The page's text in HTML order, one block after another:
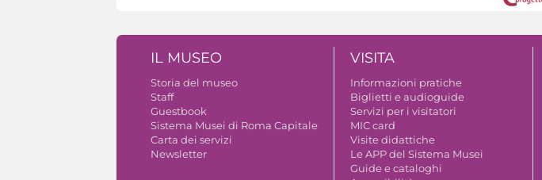
IL MUSEO
Storia del museo
Staff
Guestbook
Sistema Musei di Roma Capitale
Carta dei servizi
Newsletter
VISITA
Informazioni pratiche
Biglietti e audioguide
Servizi per i visitatori
MIC card
Visite didattiche
Le APP del Sistema Musei
Guide e cataloghi